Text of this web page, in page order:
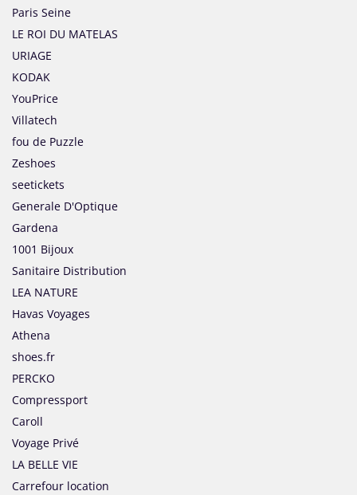
Paris Seine
LE ROI DU MATELAS
URIAGE
KODAK
YouPrice
Villatech
fou de Puzzle
Zeshoes
seetickets
Generale D'Optique
Gardena
1001 Bijoux
Sanitaire Distribution
LEA NATURE
Havas Voyages
Athena
shoes.fr
PERCKO
Compressport
Caroll
Voyage Privé
LA BELLE VIE
Carrefour location